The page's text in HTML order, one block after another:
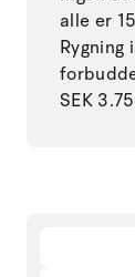
alle er
SEK